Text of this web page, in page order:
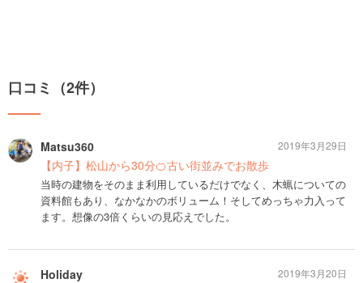
口コミ（2件）
Matsu360
【内子】松山から30分🍊古い街並みでお散歩
当時の建物をそのまま利用しているだけでなく、木蝋についての
資料館もあり、なかなかのボリューム！そしてめっちゃ力入って
ます。想像の3倍くらいの見応えでした。
2019年3月29日
Holiday 2019年3月20日